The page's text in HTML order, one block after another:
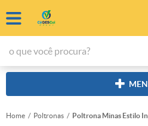
Home Poltronas Poltrona Minas Estilo